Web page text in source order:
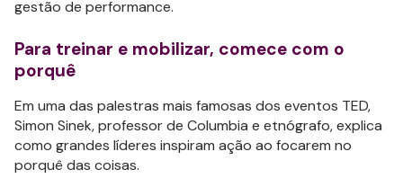
gestão de performance.
Para treinar e mobilizar, comece com o
porquê
Em uma das palestras mais famosas dos eventos TED,
Simon Sinek, professor de Columbia e etnógrafo, explica
como grandes líderes inspiram ação ao focarem no
porquê das coisas.